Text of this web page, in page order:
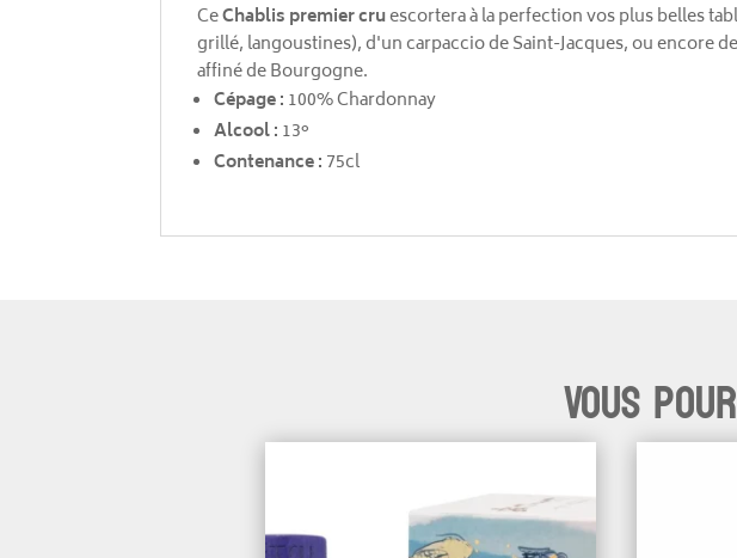
CeChablis premier cruescortera à la perfection vos plus belles
grillé, langoustines), d'un carpaccio de Saint-Jacques, ou encore
affiné de Bourgogne.
Cépage : 100% Chardonnay
Alcool : 13°
Contenance : 75cl
Vous